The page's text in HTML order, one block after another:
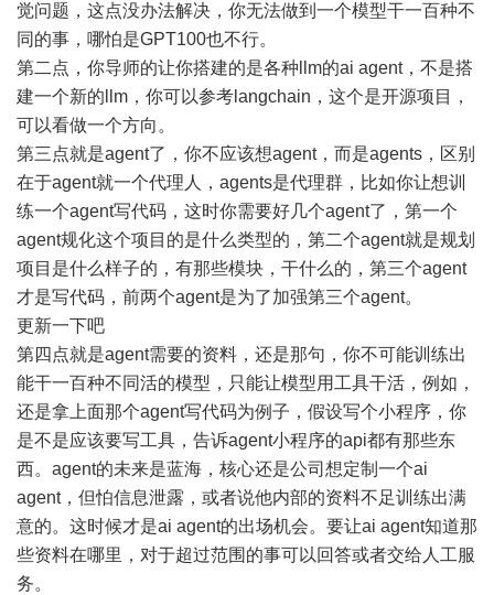
觉问题，这点没办法解决，你无法做到一个模型干一百种不
同的事，哪怕是GPT100也不行。
第二点，你导师的让你搭建的是各种llm的ai agent，不是搭
建一个新的llm，你可以参考langchain，这个是开源项目，
可以看做一个方向。
第三点就是agent了，你不应该想agent，而是agents，区别
在于agent就一个代理人，agents是代理群，比如你让想训
练一个agent写代码，这时你需要好几个agent了，第一个
agent规化这个项目的是什么类型的，第二个agent就是规划
项目是什么样子的，有那些模块，干什么的，第三个agent
才是写代码，前两个agent是为了加强第三个agent。
更新一下吧
第四点就是agent需要的资料，还是那句，你不可能训练出
能干一百种不同活的模型，只能让模型用工具干活，例如，
还是拿上面那个agent写代码为例子，假设写个小程序，你
是不是应该要写工具，告诉agent小程序的api都有那些东
西。agent的未来是蓝海，核心还是公司想定制一个ai
agent，但怕信息泄露，或者说他内部的资料不足训练出满
意的。这时候才是ai agent的出场机会。要让ai agent知道那
些资料在哪里，对于超过范围的事可以回答或者交给人工服
务。